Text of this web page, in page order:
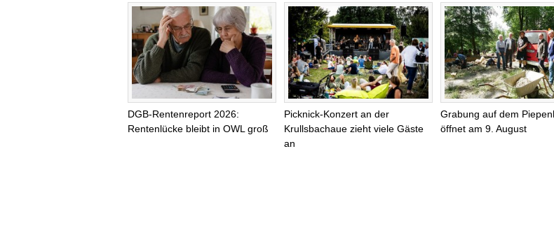
DGB-Rentenreport 2026:
Rentenlücke bleibt in OWL groß
Picknick-Konzert an der
Krullsbachaue zieht viele Gäste
an
Grabung auf dem
öffnet am 9. August